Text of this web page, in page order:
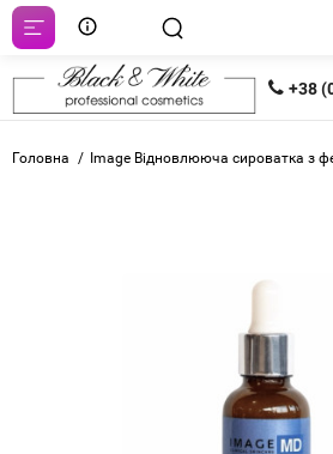
+38
Головна Image Відновлююча сироватка з